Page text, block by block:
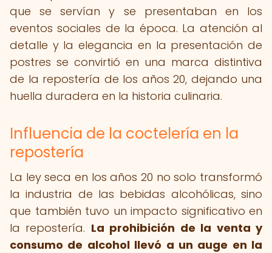
que se servían y se presentaban en los
eventos sociales de la época. La atención al
detalle y la elegancia en la presentación de
postres se convirtió en una marca distintiva
de la repostería de los años 20, dejando una
huella duradera en la historia culinaria.
Influencia de la coctelería en la
repostería
La ley seca en los años 20 no solo transformó
la industria de las bebidas alcohólicas, sino
que también tuvo un impacto significativo en
la repostería. La prohibición de la venta y
consumo de alcohol llevó a un auge en la